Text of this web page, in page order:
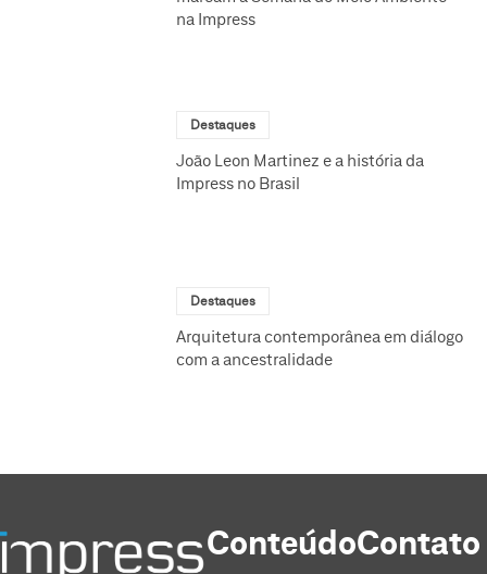
na Impress
Destaques
João Leon Martinez e a história da
Impress no Brasil
Destaques
Arquitetura contemporânea em diálogo
com a ancestralidade
ConteúdoContato